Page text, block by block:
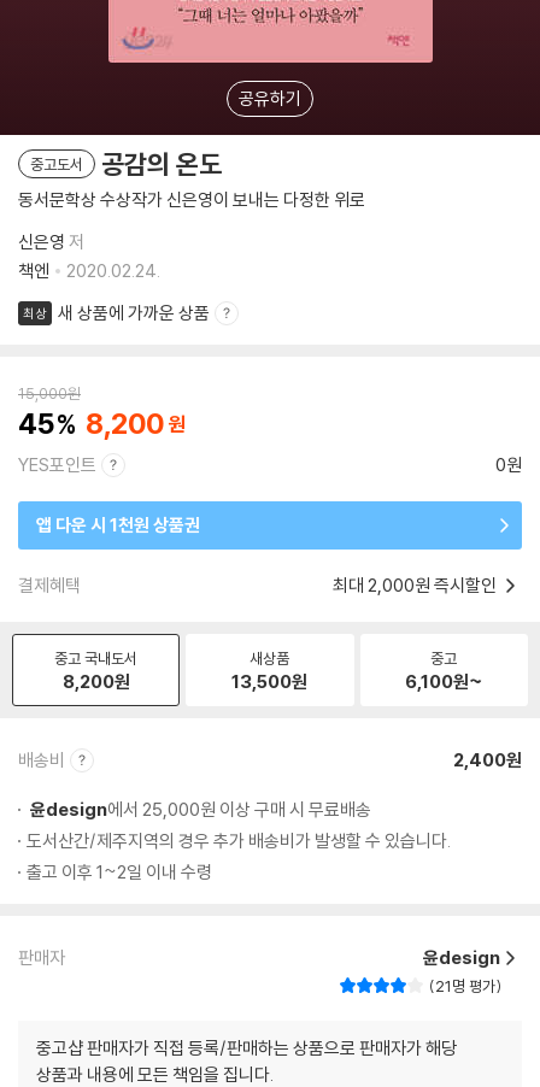
공유하기
중고도서 공감의 온도
동서문학상 수상작가 신은영이 보내는 다정한 위로
신은영 저
책엔
2020.02.24.
최상 새 상품에 가까운 상품
15,000원
45 8,200
YES포인트 0원
앱 다운 시 1천원 상품권
결제혜택 최대 2,000원 즉시할인
중고 국내도서
8,200원
새상품
13,500원
중고
6,100원~
배송비 2,400원
윤design에서 25,000원 이상 구매 시 무료배송
도서산간/제주지역의 경우 추가 배송비가 발생할 수 있습니다.
출고 이후 1~2일 이내 수령
판매자 윤design
21명 평가
중고샵 판매자가 직접 등록/판매하는 상품으로 판매자가 해당
상품과 내용에 모든 책임을 집니다.